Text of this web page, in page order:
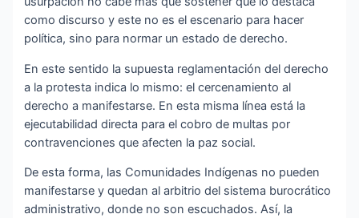
como discurso y este no es el escenario para hacer
política, sino para normar un estado de derecho.
En este sentido la supuesta reglamentación del derecho
a la protesta indica lo mismo: el cercenamiento al
derecho a manifestarse. En esta misma línea está la
ejecutabilidad directa para el cobro de multas por
contravenciones que afecten la paz social.
De esta forma, las Comunidades Indígenas no pueden
manifestarse y quedan al arbitrio del sistema burocrático
administrativo, donde no son escuchados. Así, la